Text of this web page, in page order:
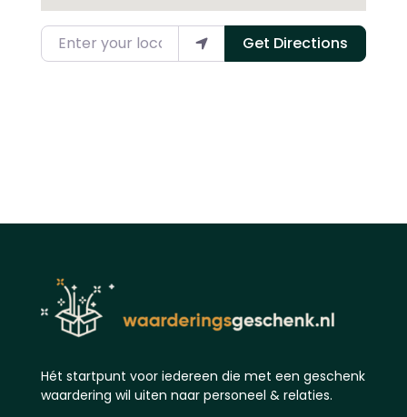
Enter your location Get Directions
Hét startpunt voor iedereen die met een geschenk
waardering wil uiten naar personeel & relaties.